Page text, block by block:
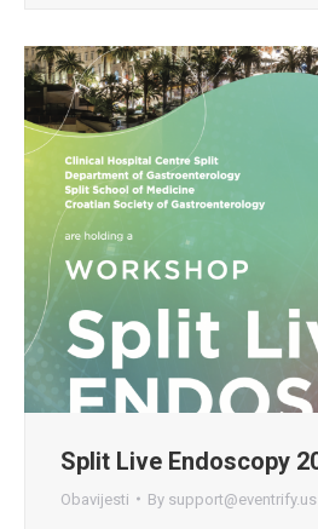
Split Live Endoscopy
Obavijesti By support@eventrify.us